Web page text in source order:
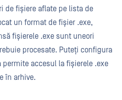
de fișiere aflate pe lista de
un format de fișier .exe,
fișierele .exe sunt uneori
procesate. Puteți configura
permite accesul la fișierele .exe
în arhive.